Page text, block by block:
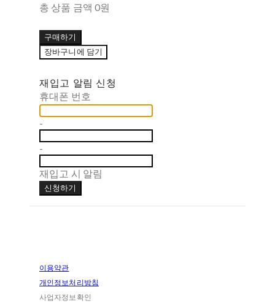
총 상품 금액 0원
구매하기
장바구니에 담기
재입고 알림 신청
휴대폰 번호
-
-
재입고 시 알림
신청하기
이용약관
개인정보처리방침
사업자정보확인